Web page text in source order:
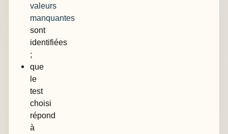
valeurs
manquantes
sont
identifiées
;
que
le
test
choisi
répond
à